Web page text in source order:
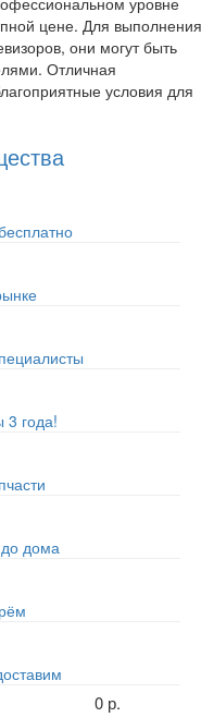
цене. Для выполнения
они могут быть
Отличная
условия для
3 года!
дома
0 р.